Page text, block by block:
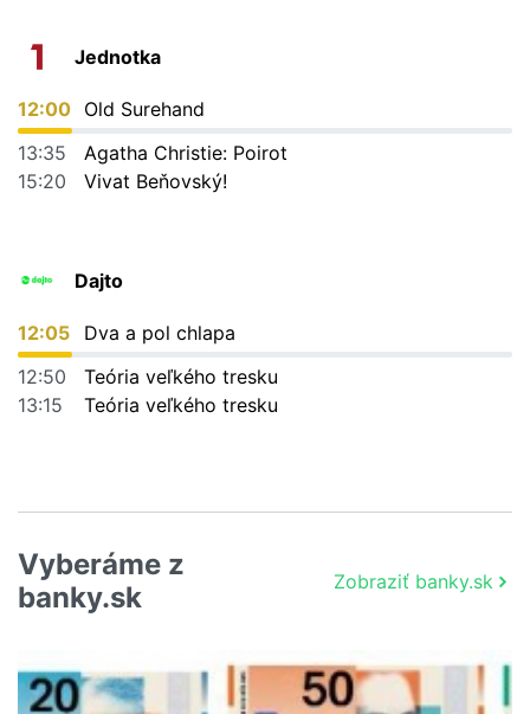
Jednotka
12:00 Old Surehand
13:35
Agatha Christie: Poirot
15:20
Vivat Beňovský!
Dajto
12:05
Dva a pol chlapa
12:50
Teória veľkého tresku
13:15
Teória veľkého tresku
Vyberáme z
banky.sk
Zobraziť banky.sk